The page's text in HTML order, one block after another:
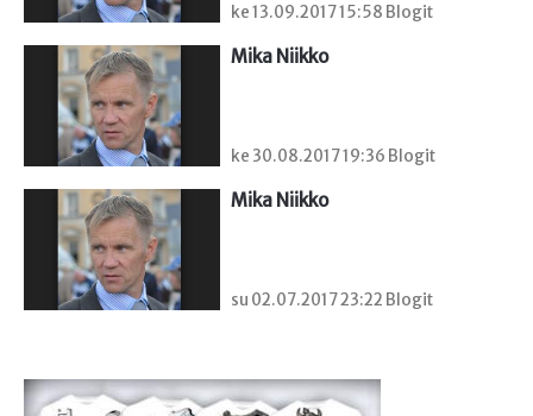
ke 13.09.2017 15:58 Blogit
Mika Niikko
ke 30.08.2017 19:36 Blogit
Mika Niikko
su 02.07.2017 23:22 Blogit